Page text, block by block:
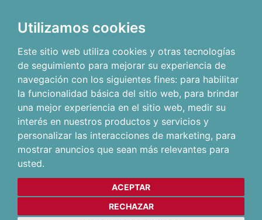
Utilizamos cookies
Este sitio web utiliza cookies y otras tecnologías
de seguimiento para mejorar su experiencia de
navegación con los siguientes fines: para habilitar
la funcionalidad básica del sitio web, para brindar
una mejor experiencia en el sitio web, medir su
interés en nuestros productos y servicios y
personalizar las interacciones de marketing, para
mostrar anuncios que sean más relevantes para
usted.
ACEPTAR
RECHAZAR